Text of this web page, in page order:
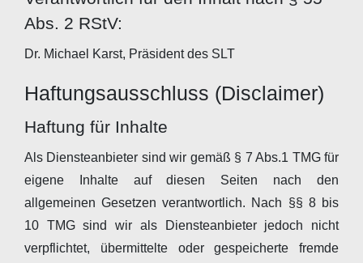
Abs. 2 RStV:
Dr. Michael Karst, Präsident des SLT
Haftungsausschluss (Disclaimer)
Haftung für Inhalte
Als Diensteanbieter sind wir gemäß § 7 Abs.1 TMG für
eigene Inhalte auf diesen Seiten nach den
allgemeinen Gesetzen verantwortlich. Nach §§ 8 bis
10 TMG sind wir als Diensteanbieter jedoch nicht
verpflichtet, übermittelte oder gespeicherte fremde